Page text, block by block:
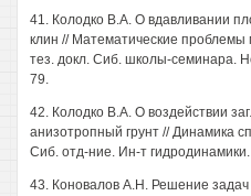
41. Колодко В.А. О вдавливании
клин // Математические
тез. докл. Сиб. школы-семинара.
79.
42. Колодко В.А. О воздействии
анизотропный грунт // Динамика
Сиб. отд-ние. Ин-т
43. Коновалов А.Н. Решение задач